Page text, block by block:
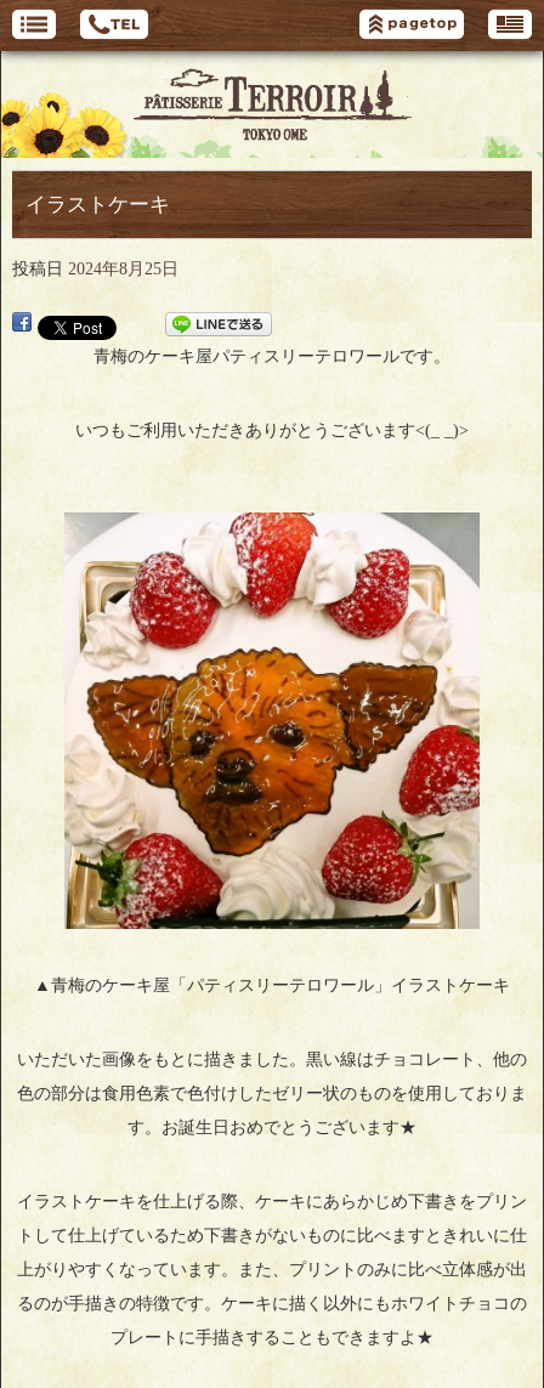
イラストケーキ
投稿日 2024年8月25日
青梅のケーキ屋パティスリーテロワールです。
いつもご利用いただきありがとうございます<(_ _)>
▲青梅のケーキ屋「パティスリーテロワール」イラストケーキ
いただいた画像をもとに描きました。黒い線はチョコレート、他の
色の部分は食用色素で色付けしたゼリー状のものを使用しておりま
す。お誕生日おめでとうございます★
イラストケーキを仕上げる際、ケーキにあらかじめ下書きをプリン
トして仕上げているため下書きがないものに比べますときれいに仕
上がりやすくなっています。また、プリントのみに比べ立体感が出
るのが手描きの特徴です。ケーキに描く以外にもホワイトチョコの
プレートに手描きすることもできますよ★